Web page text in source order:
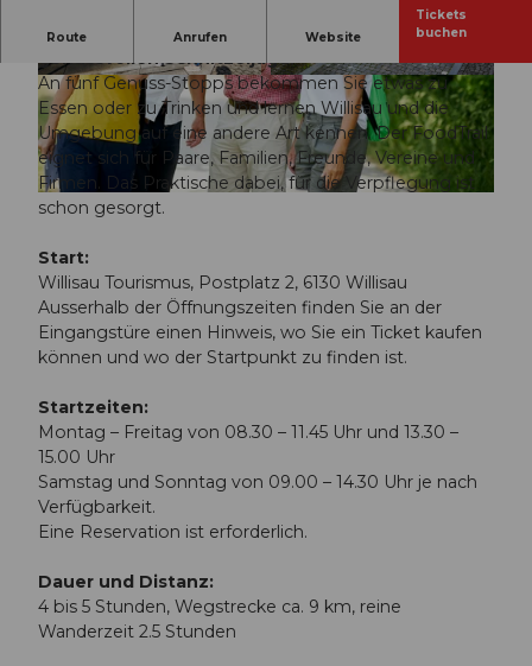
A
t
i
v
i
t
e
t
e
n
-
F
o
d
T
© Willisau Tourismus, Beat Brechbühl
© Beat Brechbühl | Willisau Tourismus |
CC-BY-NC-ND
Route Anrufen Website
Tickets
buchen
Entdecken Sie die Region Willisau auf einer
genussvollen Schnitzeljagd.
An fünf Genuss-Stopps bekommen Sie etwas zu
Essen oder zu Trinken und lernen Willisau und die
Umgebung auf eine andere Art kennen. Der FoodTrail
eignet sich für Paare, Familien, Freunde, Vereine und
Firmen. Das Praktische dabei, für die Verpflegung ist
schon gesorgt.
Start:
Willisau Tourismus, Postplatz 2, 6130 Willisau
Ausserhalb der Öffnungszeiten finden Sie an der
Eingangstüre einen Hinweis, wo Sie ein Ticket kaufen
können und wo der Startpunkt zu finden ist.
Startzeiten:
Montag – Freitag von 08.30 – 11.45 Uhr und 13.30 –
15.00 Uhr
Samstag und Sonntag von 09.00 – 14.30 Uhr je nach
Verfügbarkeit.
Eine Reservation ist erforderlich.
Dauer und Distanz:
4 bis 5 Stunden, Wegstrecke ca. 9 km, reine
Wanderzeit 2.5 Stunden